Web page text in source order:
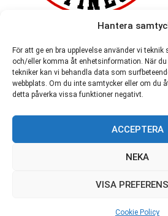
Hantera
För att ge en bra upplevelse använder vi
och/eller komma åt enhetsinformation. När
tekniker kan vi behandla data som
webbplats. Om du inte samtycker eller om du
detta påverka vissa funktioner negativt.
ACCEPTERA
NEKA
VISA
Cookie Policy
© SC